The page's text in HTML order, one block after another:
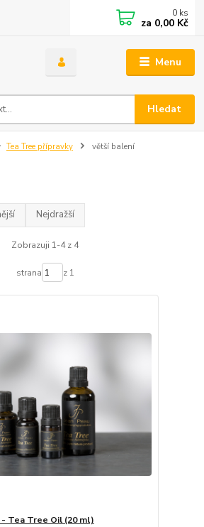
Menu
Hledat
0 ks
za 0,00 Kč
Tea Tree přípravky větší balení
Nejdražší
Zobrazuji 1-4 z 4
strana z 1
Tea Tree Oil (20 ml)